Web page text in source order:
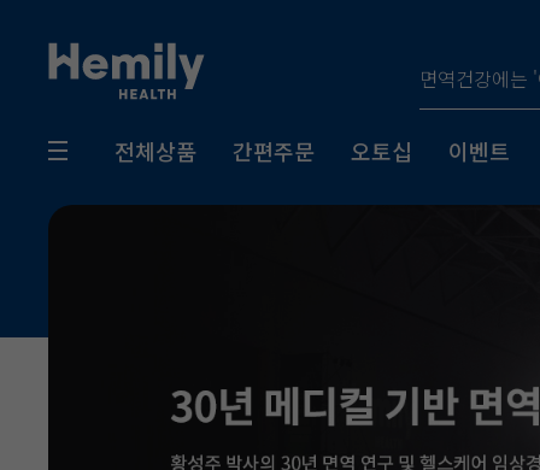
전체상품 간편주문 오토십 이벤트